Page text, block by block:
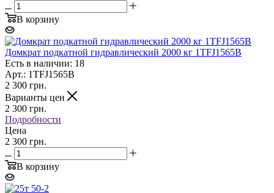
В корзину
Домкрат подкатной гидравлический 2000 кг 1TFJ1565B
Есть в наличии: 18
Арт.: 1TFJ1565B
2 300 грн.
Варианты цен
2 300 грн.
Подробности
Цена
2 300 грн.
В корзину